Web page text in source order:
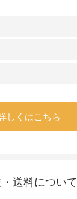
しくはこちら
送料について